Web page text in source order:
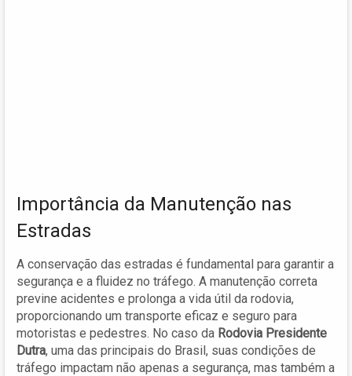
Importância da Manutenção nas
Estradas
A conservação das estradas é fundamental para garantir a
segurança e a fluidez no tráfego. A manutenção correta
previne acidentes e prolonga a vida útil da rodovia,
proporcionando um transporte eficaz e seguro para
motoristas e pedestres. No caso da Rodovia Presidente
Dutra, uma das principais do Brasil, suas condições de
tráfego impactam não apenas a segurança, mas também a